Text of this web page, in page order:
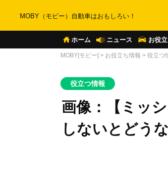
MOBY（モビー）自動車はおもしろい！
ホーム ニュース お役
MOBY[モビー] > お役立ち情報 > 役立つ
役立つ情報
画像：【ミッ
しないとどう